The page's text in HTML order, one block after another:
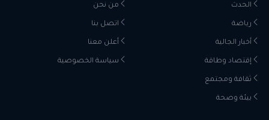
الحدث
رياضة
أخبار الجالية
إقتصاد وطاقة
ثقافة ومجتمع
بيئة وصحة
من نحن
اتصل بنا
أعلن معنا
سياسة الخصوصية